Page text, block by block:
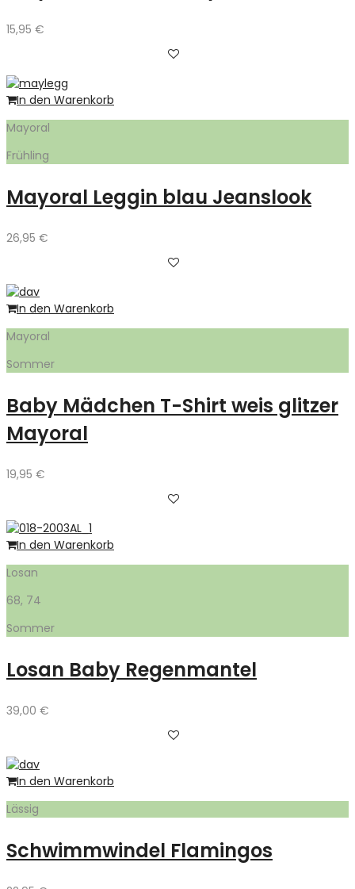
15,95 €
In den Warenkorb
Mayoral
Frühling
Mayoral Leggin blau Jeanslook
26,95 €
In den Warenkorb
Mayoral
Sommer
Baby Mädchen T-Shirt weis glitzer
Mayoral
19,95 €
In den Warenkorb
Losan
68, 74
Sommer
Losan Baby Regenmantel
39,00 €
In den Warenkorb
Lässig
Schwimmwindel Flamingos